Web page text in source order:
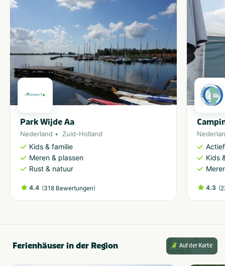
Park Wijde Aa
Nederland Zuid-Holland
Kids & familie
Meren & plassen
Rust & natuur
4.4 (318 Bewertungen)
Kids
4.3 (
Ferienhäuser in der Region Auf der Karte